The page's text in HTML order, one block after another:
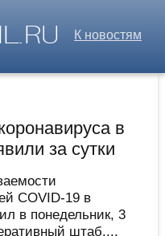
К новостям
в
за сутки
COVID-19 в
в понедельник, 3
штаб....